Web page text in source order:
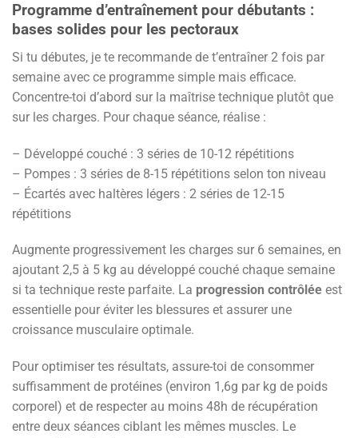
Programme d’entraînement pour débutants :
bases solides pour les pectoraux
Si tu débutes, je te recommande de t’entraîner 2 fois par
semaine avec ce programme simple mais efficace.
Concentre-toi d’abord sur la maîtrise technique plutôt que
sur les charges. Pour chaque séance, réalise :
– Développé couché : 3 séries de 10-12 répétitions
– Pompes : 3 séries de 8-15 répétitions selon ton niveau
– Écartés avec haltères légers : 2 séries de 12-15
répétitions
Augmente progressivement les charges sur 6 semaines, en
ajoutant 2,5 à 5 kg au développé couché chaque semaine
si ta technique reste parfaite. La progression contrôlée est
essentielle pour éviter les blessures et assurer une
croissance musculaire optimale.
Pour optimiser tes résultats, assure-toi de consommer
suffisamment de protéines (environ 1,6g par kg de poids
corporel) et de respecter au moins 48h de récupération
entre deux séances ciblant les mêmes muscles. Le